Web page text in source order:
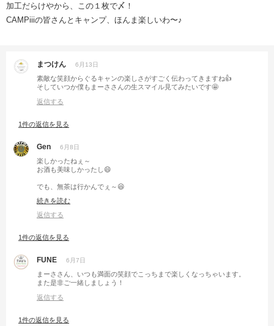
加工だらけやから、この１枚で〆！
CAMPiiiの皆さんとキャンプ、ほんま楽しいわ〜♪
まつけん 6月13日
素敵な笑顔からぐるキャンの楽しさがすごく伝わってきますね👍
そしていつか僕もまーささんの生スマイル見てみたいです🤩
返信する
1件の返信を見る
Gen 6月8日
楽しかったねぇ～
お酒も美味しかったし😄
でも、無茶は行かんでぇ～😆
山もご一緒お願いしやす🌟🙏
続きを読む
返信する
1件の返信を見る
FUNE 6月7日
まーささん、いつも満面の笑顔でこっちまで楽しくなっちゃいます。
また是非ご一緒しましょう！
返信する
1件の返信を見る